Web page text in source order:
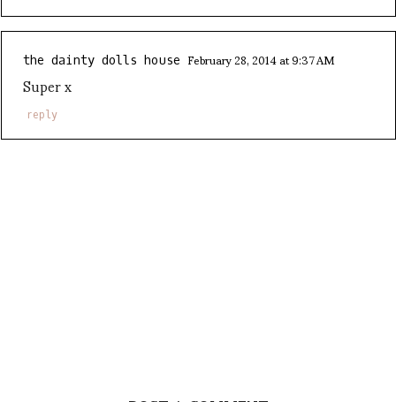
the dainty dolls house February 28, 2014 at 9:37 AM
Super x
reply